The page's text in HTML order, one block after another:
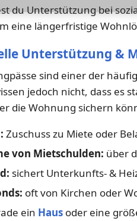
du Unterstützung bei
eine längerfristige
Unterstützung &
sind einer der
jedoch nicht, dass es
die Wohnung sichern
Zuschuss zu Miete oder
von Mietschulden: über
sichert Unterkunfts- &
oft von Kirchen oder
ein Haus oder eine